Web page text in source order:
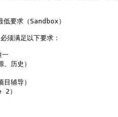
要求（Sandbox）
须满足以下要求：
一
历史）
辅导）
）